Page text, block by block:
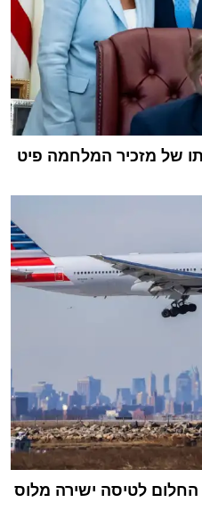
של מזכיר המלחמה פיט
לטיסה ישירה מלוס